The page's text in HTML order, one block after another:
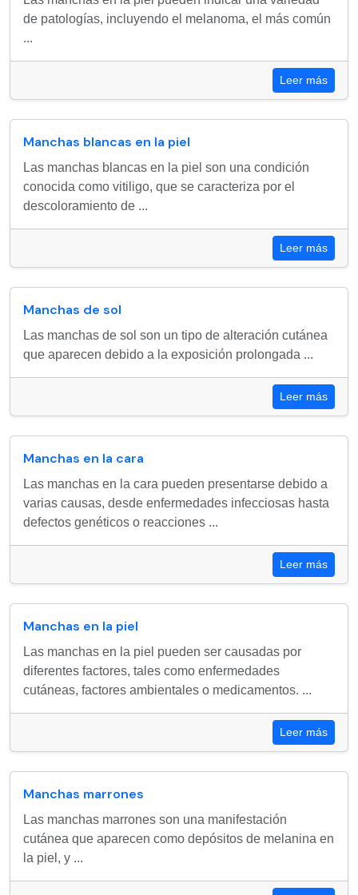
de patologías, incluyendo el melanoma, el más común
...
Leer más
Manchas blancas en la piel
Las manchas blancas en la piel son una condición
conocida como vitiligo, que se caracteriza por el
descoloramiento de ...
Leer más
Manchas de sol
Las manchas de sol son un tipo de alteración cutánea
que aparecen debido a la exposición prolongada ...
Leer más
Manchas en la cara
Las manchas en la cara pueden presentarse debido a
varias causas, desde enfermedades infecciosas hasta
defectos genéticos o reacciones ...
Leer más
Manchas en la piel
Las manchas en la piel pueden ser causadas por
diferentes factores, tales como enfermedades
cutáneas, factores ambientales o medicamentos. ...
Leer más
Manchas marrones
Las manchas marrones son una manifestación
cutánea que aparecen como depósitos de melanina en
la piel, y ...